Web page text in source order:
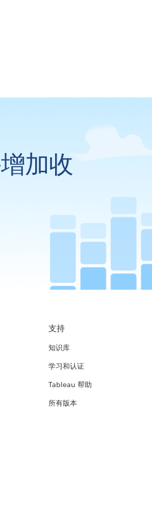
加收
支持
知识库
学习和认证
Tableau 帮助
所有版本